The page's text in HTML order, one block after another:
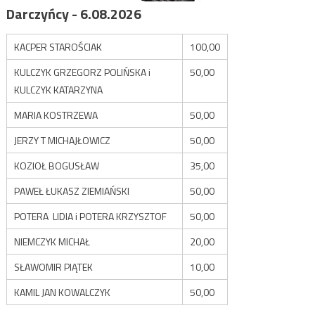
Darczyńcy - 6.08.2026
KACPER STAROŚCIAK
100,00
KULCZYK GRZEGORZ POLIŃSKA i
KULCZYK KATARZYNA
50,00
MARIA KOSTRZEWA
50,00
JERZY T MICHAJŁOWICZ
50,00
KOZIOŁ BOGUSŁAW
35,00
PAWEŁ ŁUKASZ ZIEMIAŃSKI
50,00
POTERA LIDIA i POTERA KRZYSZTOF
50,00
NIEMCZYK MICHAŁ
20,00
SŁAWOMIR PIĄTEK
10,00
KAMIL JAN KOWALCZYK
50,00